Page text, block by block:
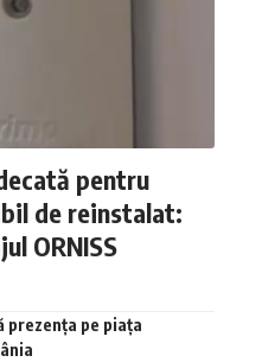
pentru
de reinstalat:
ORNISS
prezența pe piața